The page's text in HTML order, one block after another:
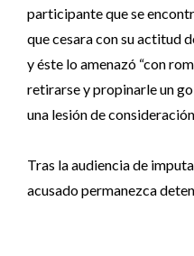
participante que se
que cesara con su actitud
y éste lo amenazó “con
retirarse y propinarle un
una lesión de
Tras la audiencia de
acusado permanezca